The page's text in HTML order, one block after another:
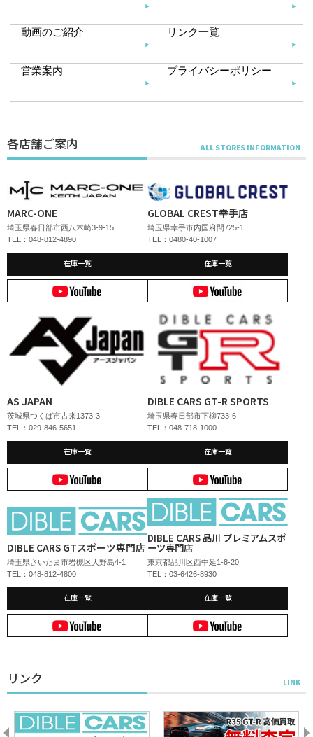
動画のご紹介 リンク一覧
営業案内 プライバシーポリシー
各店舗ご案内
MARC-ONE
埼玉県春日部市西八木崎3-9-15
TEL：048-812-4890
在庫一覧
GLOBAL CREST幸手店
埼玉県幸手市内国府間725-1
TEL：0480-40-1007
在庫一覧
AS JAPAN
茨城県つくば市古来1373-3
TEL：029-846-5651
在庫一覧
DIBLE CARS GT-R SPORTS
埼玉県春日部市下柳733-6
TEL：048-718-1000
在庫一覧
DIBLE CARS GTスポーツ専門店
埼玉県さいたま市岩槻区大野島4-1
TEL：048-812-4800
在庫一覧
DIBLE CARS 品川 プレミアムスポ
ーツ専門店
東京都品川区西中延1-8-20
TEL：03-6426-8930
在庫一覧
リンク